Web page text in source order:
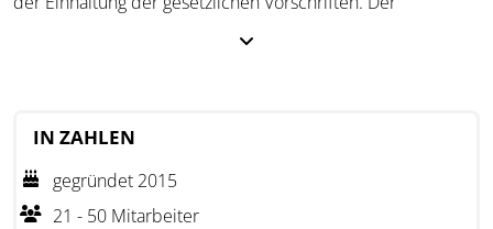
Informationen zu Status und Gebühren. Das Unternehmen
Datensicherheit und Compliance sicherstellt.
IN ZAHLEN
gegründet 2015
21 - 50 Mitarbeiter